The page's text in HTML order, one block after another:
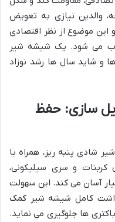
والدین نیازی به تعویض
موضوع از نظر اقتصادی
می شود. یک شیشه شیر
ها و شاید سال ها رشد نوزاد
سازی: حفظ
شادی پنبه ریز، همراه با
کربنات و سری سیلیکونی،
آسان می کند. این سهولت
کامل شیشه شیر کمک
ها جلوگیری می نماید.